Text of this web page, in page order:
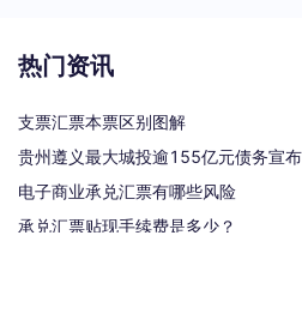
热门资讯
支票汇票本票区别图解
电子商业承兑汇票有哪些风险
承兑汇票贴现手续费是多少？